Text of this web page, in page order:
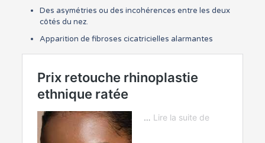
Des asymétries ou des incohérences entre les deux
côtés du nez.
Apparition de fibroses cicatricielles alarmantes